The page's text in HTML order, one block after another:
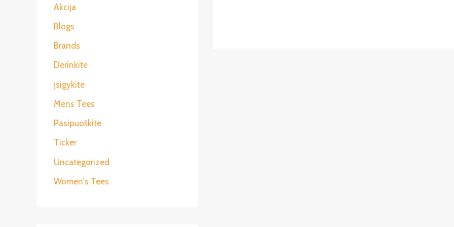
Akcija
Blogs
Brands
Derinkite
Įsigykite
Mens Tees
Pasipuoškite
Ticker
Uncategorized
Women's Tees